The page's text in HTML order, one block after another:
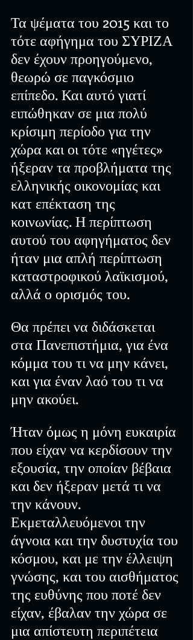
Τα ψέματα του 2015 και το
τότε αφήγημα του ΣΥΡΙΖΑ
δεν έχουν προηγούμενο,
θεωρώ σε παγκόσμιο
επίπεδο. Και αυτό γιατί
ειπώθηκαν σε μια πολύ
κρίσιμη περίοδο για την
χώρα και οι τότε «ηγέτες»
ήξεραν τα προβλήματα της
ελληνικής οικονομίας και
κατ επέκταση της
κοινωνίας. Η περίπτωση
αυτού του αφηγήματος δεν
ήταν μια απλή περίπτωση
καταστροφικού λαϊκισμού,
αλλά ο ορισμός του.
Θα πρέπει να διδάσκεται
στα Πανεπιστήμια, για ένα
κόμμα του τι να μην κάνει,
και για έναν λαό του τι να
μην ακούει.
Ήταν όμως η μόνη ευκαιρία
που είχαν να κερδίσουν την
εξουσία, την οποίαν βέβαια
και δεν ήξεραν μετά τι να
την κάνουν.
Εκμεταλλευόμενοι την
άγνοια και την δυστυχία του
κόσμου, και με την έλλειψη
γνώσης, και του αισθήματος
της ευθύνης που ποτέ δεν
είχαν, έβαλαν την χώρα σε
μια απίστευτη περιπέτεια